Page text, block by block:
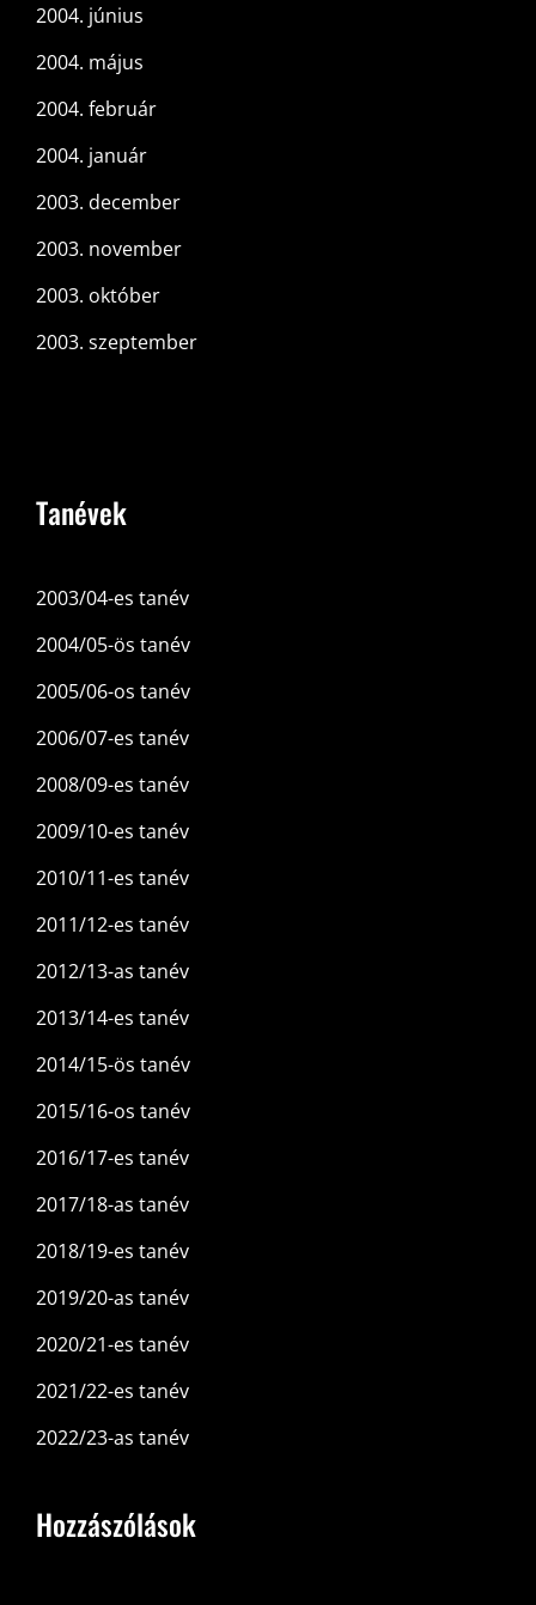
2004. június
2004. május
2004. február
2004. január
2003. december
2003. november
2003. október
2003. szeptember
Tanévek
2003/04-es tanév
2004/05-ös tanév
2005/06-os tanév
2006/07-es tanév
2008/09-es tanév
2009/10-es tanév
2010/11-es tanév
2011/12-es tanév
2012/13-as tanév
2013/14-es tanév
2014/15-ös tanév
2015/16-os tanév
2016/17-es tanév
2017/18-as tanév
2018/19-es tanév
2019/20-as tanév
2020/21-es tanév
2021/22-es tanév
2022/23-as tanév
Hozzászólások